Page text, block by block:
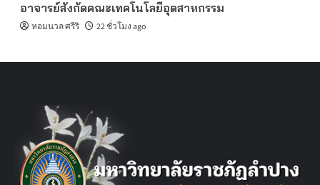
อาจารย์สังกัดคณะเทคโนโลยีอุตสาหกรรม
หอมนวล ศรีริ 22 ชั่วโมง ago